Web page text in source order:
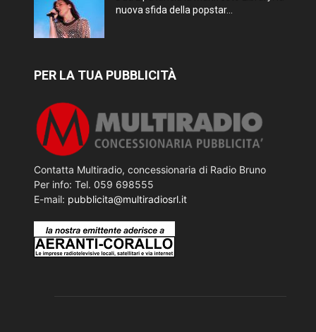
nuova sfida della popstar...
PER LA TUA PUBBLICITÀ
Contatta Multiradio, concessionaria di Radio Bruno
Per info: Tel. 059 698555
E-mail: pubblicita@multiradiosrl.it